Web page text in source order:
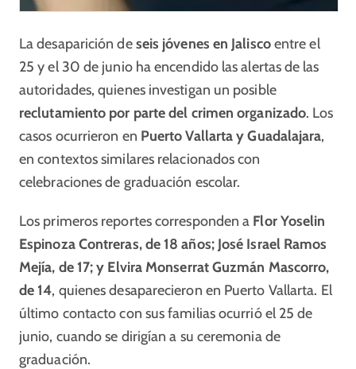
La desaparición deseis jóvenes en Jaliscoentre el
25 y el 30 de junio ha encendido las alertas de las
autoridades, quienes investigan un posible
reclutamiento por parte del crimen organizado. Los
casos ocurrieron en Puerto Vallarta y Guadalajara,
en contextos similares relacionados con
celebraciones de graduación escolar.
Los primeros reportes corresponden a Flor Yoselin
Espinoza Contreras, de 18 años; José Israel Ramos
Mejía, de 17; y Elvira Monserrat Guzmán Mascorro,
de 14, quienes desaparecieron en Puerto Vallarta. El
último contacto con sus familias ocurrió el 25 de
junio, cuando se dirigían a su ceremonia de
graduación.